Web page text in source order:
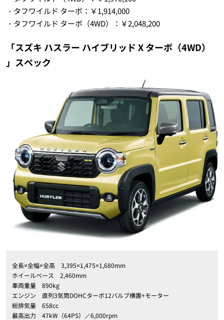
・タフワイルド ターボ：￥1,914,000
・タフワイルド ターボ（4WD）：￥2,048,200
「スズキ ハスラー ハイブリッド X ターボ（4WD）
」スペック
全長×全幅×全高 3,395×1,475×1,680mm
ホイールベース 2,460mm
車両重量 890kg
エンジン 直列3気筒DOHCターボ12バルブ横置+モーター
総排気量 658cc
最高出力 47kW（64PS）／6,000rpm